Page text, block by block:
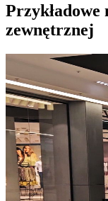
zewnętrznej